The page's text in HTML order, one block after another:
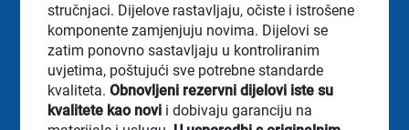
stručnjaci. Dijelove rastavljaju, očiste i istrošene
komponente zamjenjuju novima. Dijelovi se
zatim ponovno sastavljaju u kontroliranim
uvjetima, poštujući sve potrebne standarde
kvaliteta.Obnovljeni rezervni dijelovi iste su
kvalitete kao novi i dobivaju garanciju na